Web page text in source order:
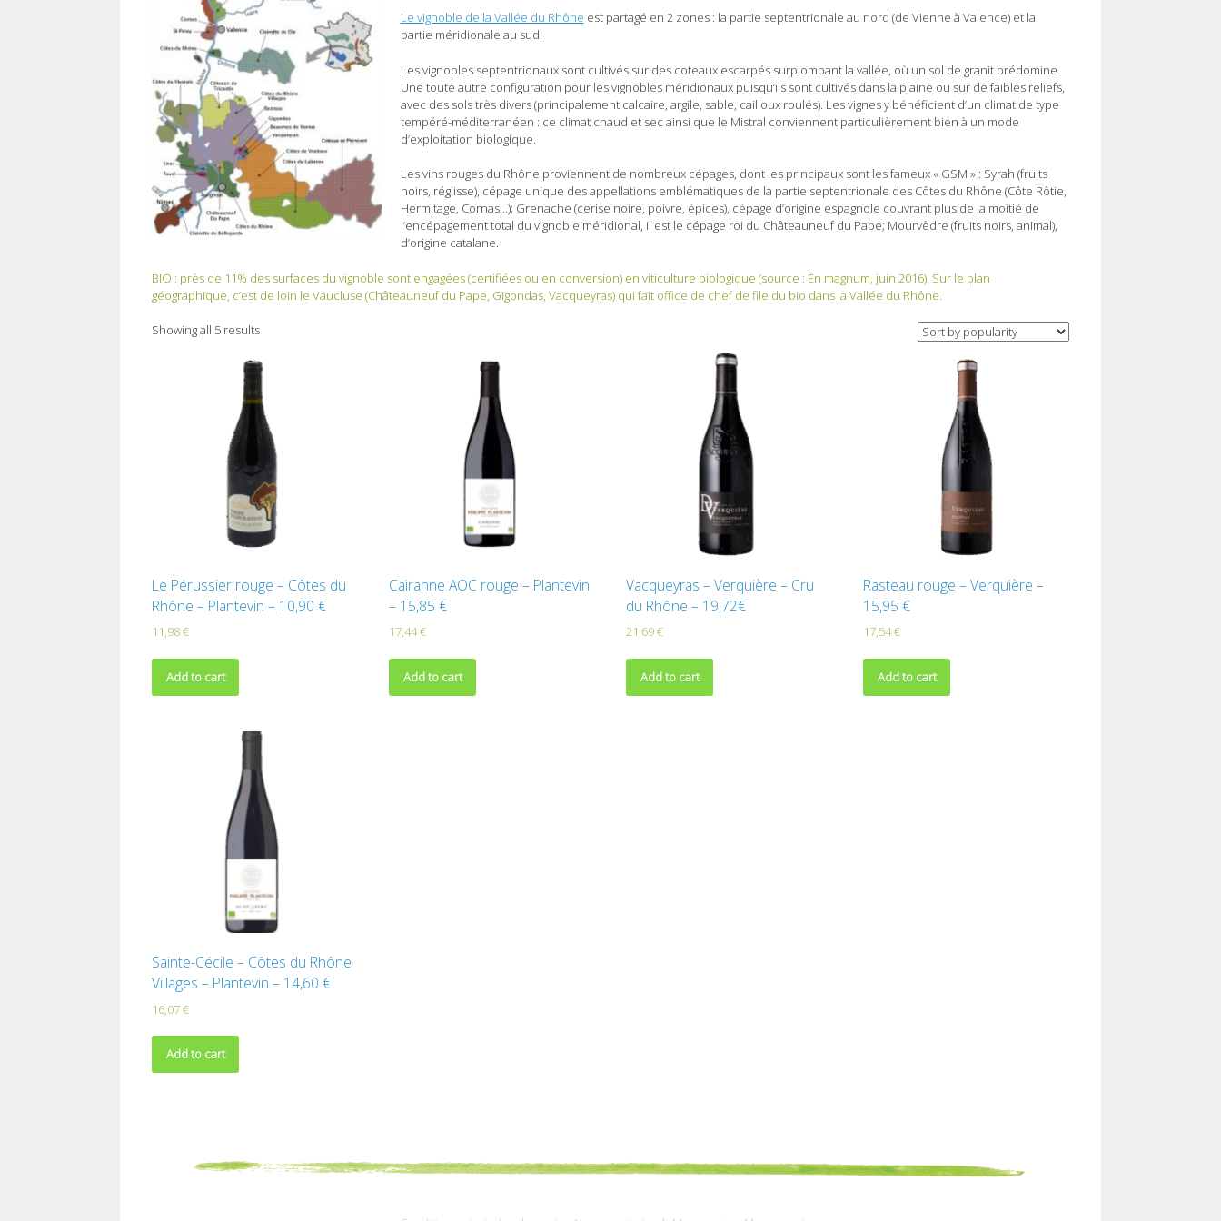
Le vignoble de la Vallée du Rhône est partagé en 2 zones : la partie septentrionale au nord (de Vienne à Valence) et la
partie méridionale au sud.
Les vignobles septentrionaux sont cultivés sur des coteaux escarpés surplombant la vallée, où un sol de granit prédomine.
Une toute autre configuration pour les vignobles méridionaux puisqu’ils sont cultivés dans la plaine ou sur de faibles reliefs,
avec des sols très divers (principalement calcaire, argile, sable, cailloux roulés). Les vignes y bénéficient d’un climat de type
tempéré-méditerranéen : ce climat chaud et sec ainsi que le Mistral conviennent particulièrement bien à un mode
d’exploitation biologique.
Les vins rouges du Rhône proviennent de nombreux cépages, dont les principaux sont les fameux « GSM » : Syrah (fruits
noirs, réglisse), cépage unique des appellations emblématiques de la partie septentrionale des Côtes du Rhône (Côte Rôtie,
Hermitage, Cornas…); Grenache (cerise noire, poivre, épices), cépage d’origine espagnole couvrant plus de la moitié de
l’encépagement total du vignoble méridional, il est le cépage roi du Châteauneuf du Pape; Mourvèdre (fruits noirs, animal),
d’origine catalane.
BIO : près de 11% des surfaces du vignoble sont engagées (certifiées ou en conversion) en viticulture biologique (source : En magnum, juin 2016). Sur le plan
géographique, c’est de loin le Vaucluse (Châteauneuf du Pape, Gigondas, Vacqueyras) qui fait office de chef de file du bio dans la Vallée du Rhône.
Showing all 5 results
Le Pérussier rouge – Côtes du
Rhône – Plantevin – 10,90 €
11,98€
Add to cart
Cairanne AOC rouge – Plantevin
– 15,85 €
17,44€
Add to cart
Vacqueyras – Verquière – Cru
du Rhône – 19,72€
21,69€
Add to cart
Rasteau rouge – Verquière –
15,95 €
17,54€
Add to cart
Sainte-Cécile – Côtes du Rhône
Villages – Plantevin – 14,60 €
16,07€
Add to cart